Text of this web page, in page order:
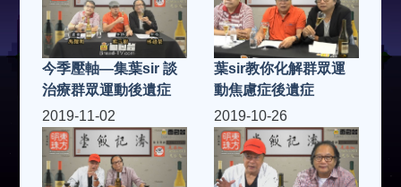
今季壓軸—集葉sir 談
治療群眾運動後遺症
葉sir教你化解群眾運
動焦慮症後遺症
2019-11-02
2019-10-26